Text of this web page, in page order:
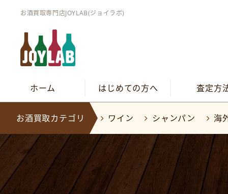
お酒買取専門店JOYLAB(ジョイラボ)
ホーム はじめての方へ 査定方
お酒買取カテゴリ ワイン シャンパン 海